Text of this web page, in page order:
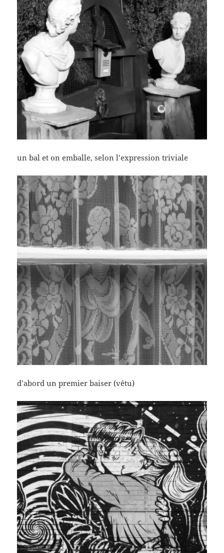
un bal et on emballe, selon l’expression triviale
d’abord un premier baiser (vêtu)